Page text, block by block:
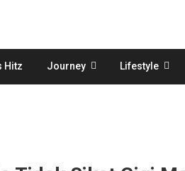
Hitz Journey Lifestyle